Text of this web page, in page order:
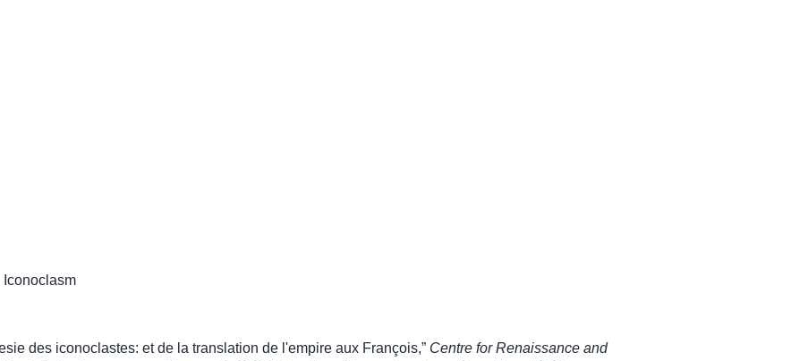
Iconoclasm
des iconoclastes: et de la translation de l'empire aux François,” Centre for Renaissance and